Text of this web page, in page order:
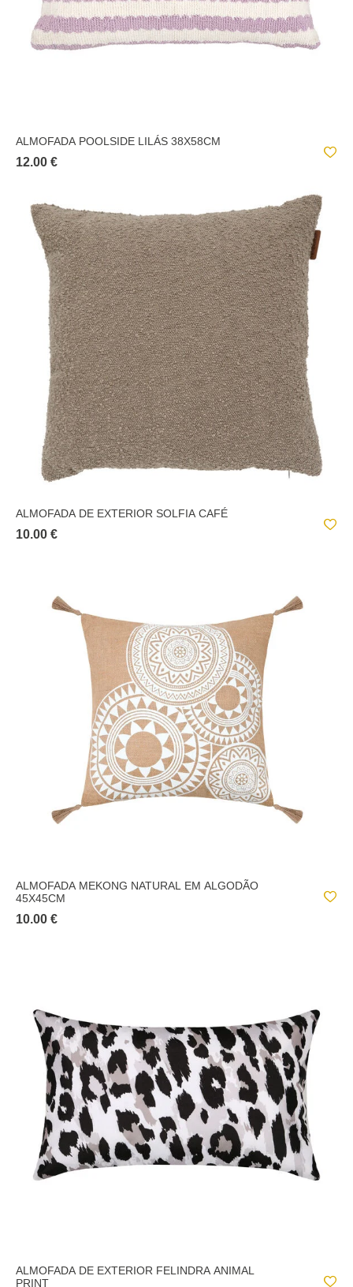
ALMOFADA POOLSIDE LILÁS 38X58CM
12.00 €
ALMOFADA DE EXTERIOR SOLFIA CAFÉ
10.00 €
ALMOFADA MEKONG NATURAL EM ALGODÃO
45X45CM
10.00 €
ALMOFADA DE EXTERIOR FELINDRA ANIMAL
PRINT